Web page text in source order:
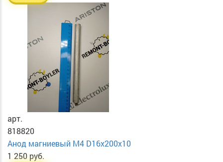
арт.
818820
Анод магниевый М4 D16х200х10
1 250 руб.